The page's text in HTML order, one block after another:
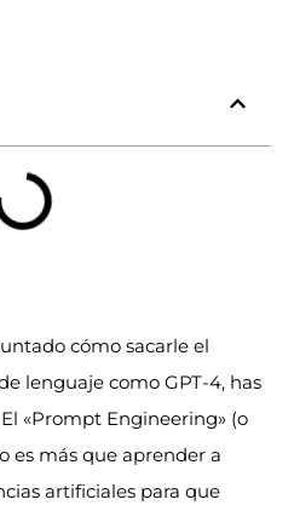
cómo sacarle el
lenguaje como GPT-4, has
«Prompt Engineering» (o
es más que aprender a
artificiales para que